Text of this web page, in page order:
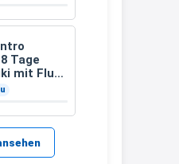
Tage
mit Flug
für